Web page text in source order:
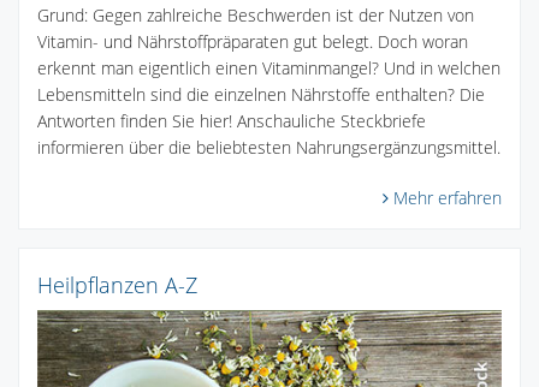
Grund: Gegen zahlreiche Beschwerden ist der Nutzen von
Vitamin- und Nährstoffpräparaten gut belegt. Doch woran
erkennt man eigentlich einen Vitaminmangel? Und in welchen
Lebensmitteln sind die einzelnen Nährstoffe enthalten? Die
Antworten finden Sie hier! Anschauliche Steckbriefe
informieren über die beliebtesten Nahrungsergänzungsmittel.
Mehr erfahren
Heilpflanzen A-Z